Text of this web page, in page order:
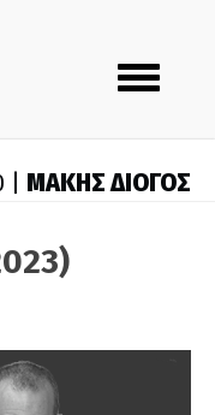
Toggle
navigation
| ΜΑΚΗΣ ΔΙΟΓΟΣ